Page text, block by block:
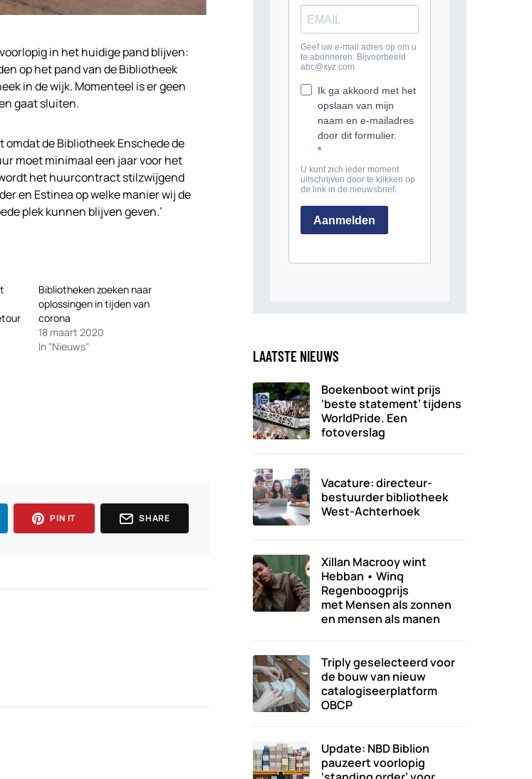
in het huidige pand blijven:
op het pand van de Bibliotheek
in de wijk. Momenteel is er geen
gaat sluiten.
omdat de Bibliotheek Enschede de
moet minimaal een jaar voor het
het huurcontract stilzwijgend
en Estinea op welke manier wij de
plek kunnen blijven geven.’
Bibliotheken zoeken naar
oplossingen in tijden van
corona
18 maart 2020
In "Nieuws"
PIN IT SHARE
LAATSTE NIEUWS
Boekenboot wint prijs
‘beste statement’ tijdens
WorldPride. Een
fotoverslag
Vacature: directeur-
bestuurder bibliotheek
West-Achterhoek
Xillan Macrooy wint
Hebban • Winq
Regenboogprijs
met Mensen als zonnen
en mensen als manen
Triply geselecteerd voor
de bouw van nieuw
catalogiseerplatform
OBCP
Update: NBD Biblion
pauzeert voorlopig